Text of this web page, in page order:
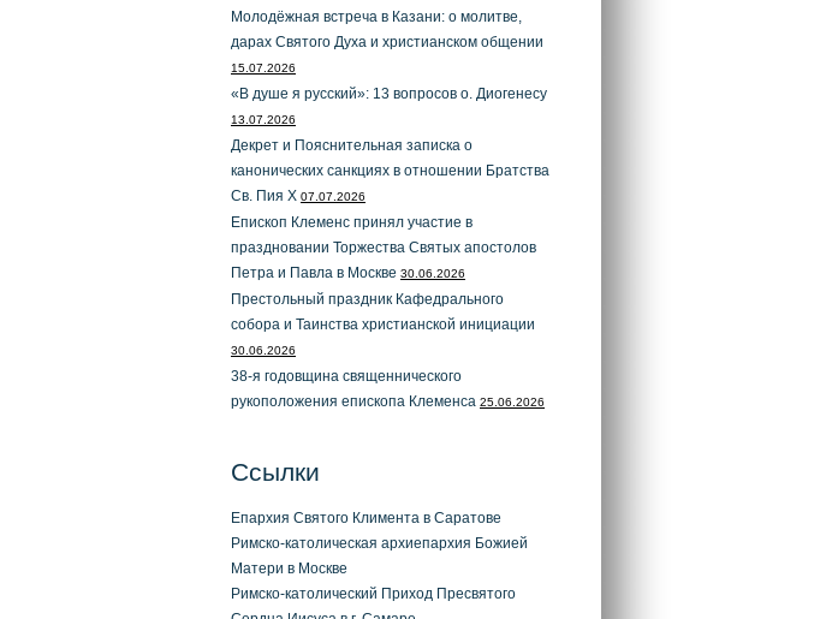
Молодёжная встреча в Казани: о молитве,
дарах Святого Духа и христианском общении
15.07.2026
«В душе я русский»: 13 вопросов о. Диогенесу
13.07.2026
Декрет и Пояснительная записка о
канонических санкциях в отношении Братства
Св. Пия X 07.07.2026
Епископ Клеменс принял участие в
праздновании Торжества Святых апостолов
Петра и Павла в Москве 30.06.2026
Престольный праздник Кафедрального
собора и Таинства христианской инициации
30.06.2026
38-я годовщина священнического
рукоположения епископа Клеменса 25.06.2026
Ссылки
Епархия Святого Климента в Саратове
Римско-католическая архиепархия Божией
Матери в Москве
Римско-католический Приход Пресвятого